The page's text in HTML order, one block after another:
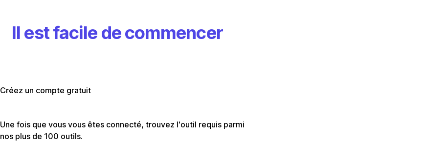
Il est facile de commencer
Créez un compte gratuit
Une fois que vous vous êtes connecté, trouvez l'outil requis parmi
nos plus de 100 outils.